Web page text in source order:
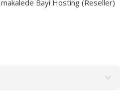
Bayi Hosting (Reseller)